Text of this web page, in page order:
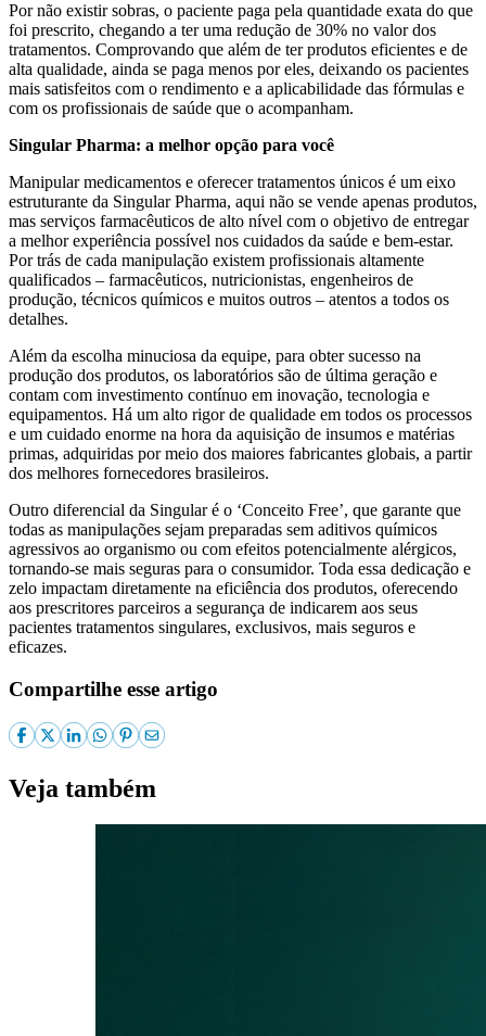
Por não existir sobras, o paciente paga pela quantidade exata do que
foi prescrito, chegando a ter uma redução de 30% no valor dos
tratamentos. Comprovando que além de ter produtos eficientes e de
alta qualidade, ainda se paga menos por eles, deixando os pacientes
mais satisfeitos com o rendimento e a aplicabilidade das fórmulas e
com os profissionais de saúde que o acompanham.
Singular Pharma: a melhor opção para você
Manipular medicamentos e oferecer tratamentos únicos é um eixo
estruturante da Singular Pharma, aqui não se vende apenas produtos,
mas serviços farmacêuticos de alto nível com o objetivo de entregar
a melhor experiência possível nos cuidados da saúde e bem-estar.
Por trás de cada manipulação existem profissionais altamente
qualificados – farmacêuticos, nutricionistas, engenheiros de
produção, técnicos químicos e muitos outros – atentos a todos os
detalhes.
Além da escolha minuciosa da equipe, para obter sucesso na
produção dos produtos, os laboratórios são de última geração e
contam com investimento contínuo em inovação, tecnologia e
equipamentos. Há um alto rigor de qualidade em todos os processos
e um cuidado enorme na hora da aquisição de insumos e matérias
primas, adquiridas por meio dos maiores fabricantes globais, a partir
dos melhores fornecedores brasileiros.
Outro diferencial da Singular é o ‘Conceito Free’, que garante que
todas as manipulações sejam preparadas sem aditivos químicos
agressivos ao organismo ou com efeitos potencialmente alérgicos,
tornando-se mais seguras para o consumidor. Toda essa dedicação e
zelo impactam diretamente na eficiência dos produtos, oferecendo
aos prescritores parceiros a segurança de indicarem aos seus
pacientes tratamentos singulares, exclusivos, mais seguros e
eficazes.
Compartilhe esse artigo
Veja também